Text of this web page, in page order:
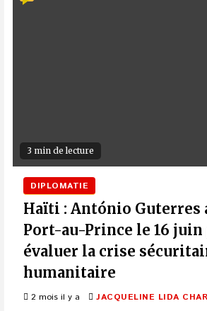
3 min de lecture
DIPLOMATIE
Haïti : António Guterres
Port-au-Prince le 16 juin
évaluer la crise
humanitaire
2 mois il y a JACQUELINE LIDA